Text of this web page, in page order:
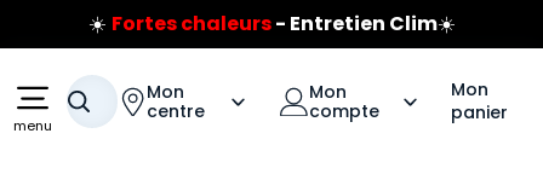
Aller au contenu principal
Aller à la navigation
☀️ Fortes chaleurs- Entretien Clim☀️
Prix coûtant pneus Bridgestone
🔥
Jusqu'à 120€ remboursés
sur les pneus Bridgestone
menu
Votre recherche
Mon
centre
Mon
compte
Mon
panier